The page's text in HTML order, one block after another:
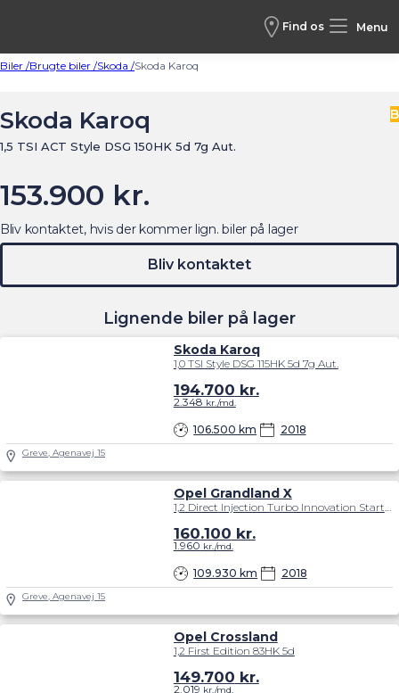
Find os Menu
Biler /Brugte biler /Skoda /Skoda Karoq
Skoda Karoq
1,5 TSI ACT Style DSG 150HK 5d 7g Aut.
B
153.900 kr.
Lignende biler på lager
Skoda Karoq
1,0 TSI Style DSG 115HK 5d 7g Aut.
106.500 km 2018
194.700 kr.
2.348 kr./md.
Greve, Agenavej 15
Opel Grandland X
1,2 Direct Injection Turbo Innovation Start/Stop 130HK 5d 6g
109.930 km 2018
160.100 kr.
1.960 kr./md.
Greve, Agenavej 15
Opel Crossland
1,2 First Edition 83HK 5d
149.700 kr.
2.019 kr./md.
Bliv kontaktet, hvis der kommer lign. biler på lager
Bliv kontaktet